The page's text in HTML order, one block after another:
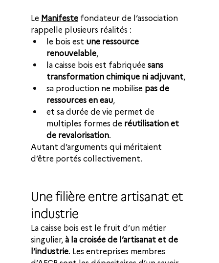
Le Manifeste fondateur de l’association
rappelle plusieurs réalités :
le bois est une ressource
renouvelable,
la caisse bois est fabriquée sans
transformation chimique ni adjuvant,
sa production ne mobilise pas de
ressources en eau,
et sa durée de vie permet de
multiples formes de réutilisation et
de revalorisation.
Autant d’arguments qui méritaient
d’être portés collectivement.
Une filière entre artisanat et
industrie
La caisse bois est le fruit d’un métier
singulier, à la croisée de l’artisanat et de
l’industrie. Les entreprises membres